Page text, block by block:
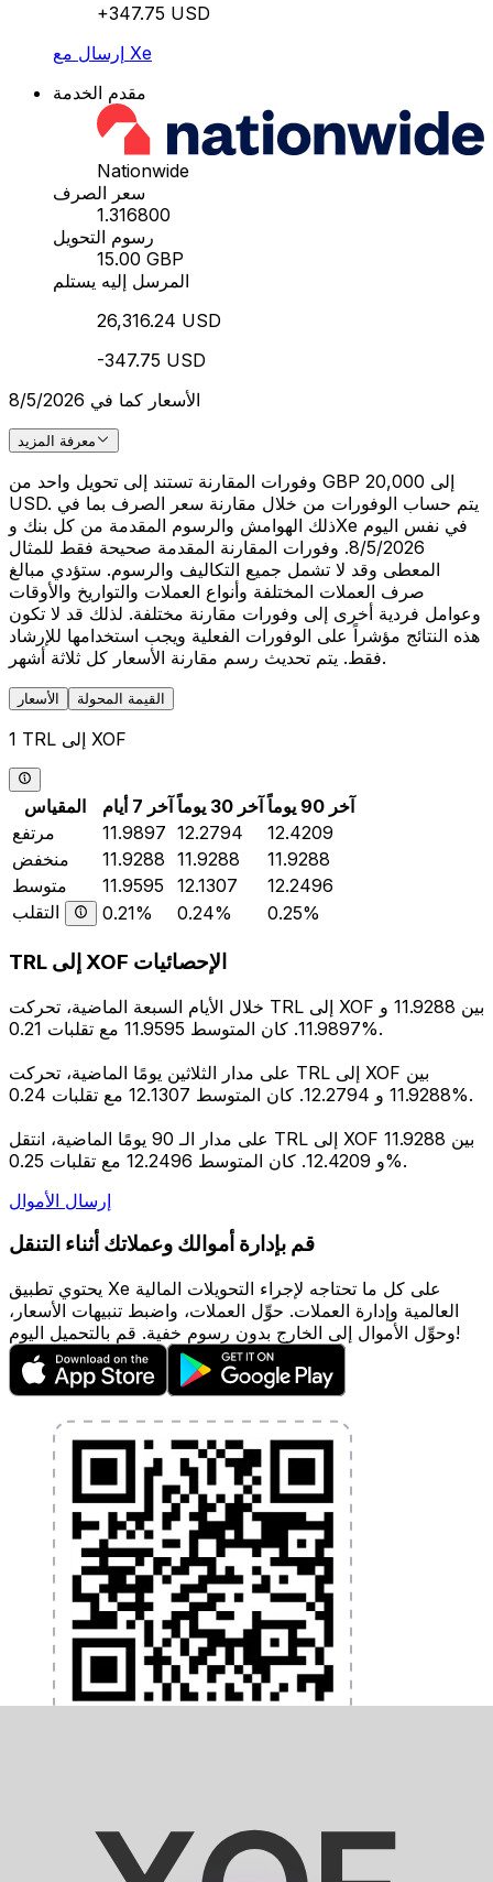
+347.75 USD
إرسال مع Xe
مقدم الخدمة
Nationwide
سعر الصرف
1.316800
رسوم التحويل
15.00 GBP
المرسل إليه يستلم
26,316.24 USD
-347.75 USD
الأسعار كما في 8/5/2026
معرفة المزيد
وفورات المقارنة تستند إلى تحويل واحد من GBP 20,000 إلى
USD. يتم حساب الوفورات من خلال مقارنة سعر الصرف بما في
ذلك الهوامش والرسوم المقدمة من كل بنك وXe في نفس اليوم
8/5/2026. وفورات المقارنة المقدمة صحيحة فقط للمثال
المعطى وقد لا تشمل جميع التكاليف والرسوم. ستؤدي مبالغ
صرف العملات المختلفة وأنواع العملات والتواريخ والأوقات
وعوامل فردية أخرى إلى وفورات مقارنة مختلفة. لذلك قد لا تكون
هذه النتائج مؤشراً على الوفورات الفعلية ويجب استخدامها للإرشاد
فقط. يتم تحديث رسم مقارنة الأسعار كل ثلاثة أشهر.
الأسعار القيمة المحولة
1 TRL إلى XOF
المقياس آخر 7 أيام آخر 30 يوماً
آخر 90 يوماً
مرتفع
11.9897 12.2794
12.4209
منخفض
11.9288 11.9288
11.9288
متوسط
11.9595 12.1307
12.2496
التقلب
0.21% 0.24% 0.25%
TRL إلى XOF الإحصائيات
خلال الأيام السبعة الماضية، تحركت TRL إلى XOF بين 11.9288 و
11.9897. كان المتوسط 11.9595 مع تقلبات 0.21%.
على مدار الثلاثين يومًا الماضية، تحركت TRL إلى XOF بين
11.9288 و 12.2794. كان المتوسط 12.1307 مع تقلبات 0.24%.
على مدار الـ 90 يومًا الماضية، انتقل TRL إلى XOF بين 11.9288
و 12.4209. كان المتوسط 12.2496 مع تقلبات 0.25%.
إرسال الأموال
قم بإدارة أموالك وعملاتك أثناء التنقل
يحتوي تطبيق Xe على كل ما تحتاجه لإجراء التحويلات المالية
العالمية وإدارة العملات. حوِّل العملات، واضبط تنبيهات الأسعار،
وحوِّل الأموال إلى الخارج بدون رسوم خفية. قم بالتحميل اليوم!